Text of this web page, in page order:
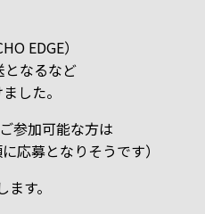
EDGE）
なるなど
した。
参加可能な方は
応募となりそうです）
す。